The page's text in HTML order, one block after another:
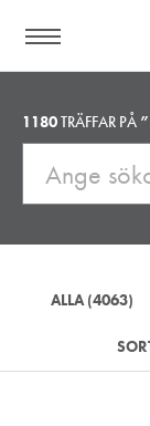
1180TRÄFFAR PÅ ”
webbplatsen:
ALLA (4063)